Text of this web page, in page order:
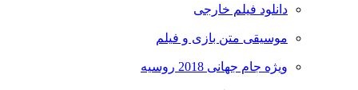
دانلود فیلم خارجی
موسیقی متن بازی و فیلم
ویژه جام جهانی 2018 روسیه